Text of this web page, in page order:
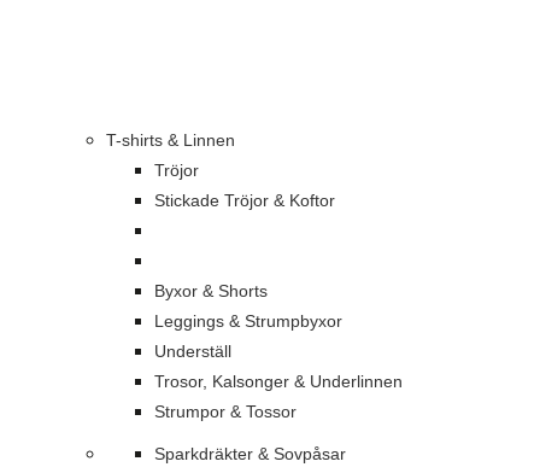
T-shirts & Linnen
Tröjor
Stickade Tröjor & Koftor
Byxor & Shorts
Leggings & Strumpbyxor
Underställ
Trosor, Kalsonger & Underlinnen
Strumpor & Tossor
Sparkdräkter & Sovpåsar